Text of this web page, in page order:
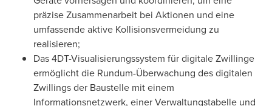
präzise Zusammenarbeit bei Aktionen und eine
umfassende aktive Kollisionsvermeidung zu
realisieren;
Das 4DT-Visualisierungssystem für digitale Zwillinge
ermöglicht die Rundum-Überwachung des digitalen
Zwillings der Baustelle mit einem
Informationsnetzwerk, einer Verwaltungstabelle und